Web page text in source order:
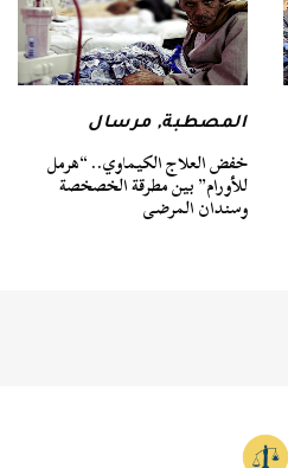
المصطبة,مرسال
خفض العلاج الكيماوي.. “هرمل
للأورام” بين مطرقة الخصخصة
وسندان المرضى